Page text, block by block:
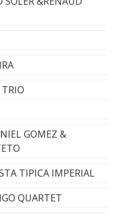
GOMEZ &
TIPICA IMPERIAL
QUARTET